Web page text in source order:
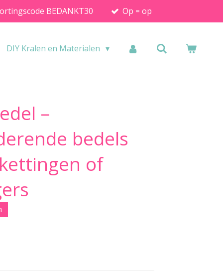
BEDANKT30 Op = op
DIY Kralen en Materialen
–
bedels
of